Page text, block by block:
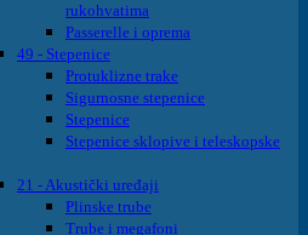
rukohvatima
Passerelle i oprema
49 - Stepenice
Protuklizne trake
Sigurnosne stepenice
Stepenice
Stepenice sklopive i teleskopske
21 - Akustički uređaji
Plinske trube
Trube i megafoni